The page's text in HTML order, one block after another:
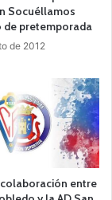
Socuéllamos
pretemporada
de 2012
entre